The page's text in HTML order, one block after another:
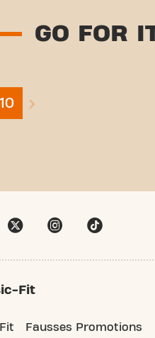
IT!
9
Page 10
10
Fit
Fausses Promotions